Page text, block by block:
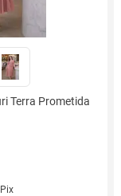
Terra Prometida